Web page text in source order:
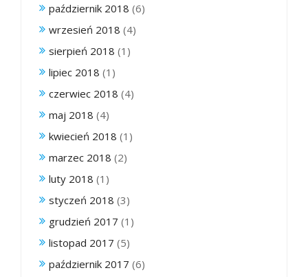
październik 2018 (6)
wrzesień 2018 (4)
sierpień 2018 (1)
lipiec 2018 (1)
czerwiec 2018 (4)
maj 2018 (4)
kwiecień 2018 (1)
marzec 2018 (2)
luty 2018 (1)
styczeń 2018 (3)
grudzień 2017 (1)
listopad 2017 (5)
październik 2017 (6)